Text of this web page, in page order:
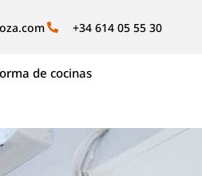
+34 614 05 55 30
de cocinas